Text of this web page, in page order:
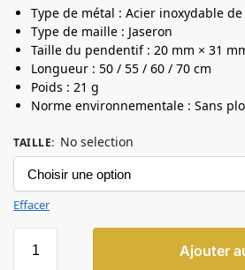
Type de métal : Acier inoxydable
Type de maille : Jaseron
Taille du pendentif : 20 mm × 31
Longueur : 50 / 55 / 60 / 70 cm
Poids : 21 g
Norme environnementale : Sans
TAILLE: No selection
Effacer
Ajouter